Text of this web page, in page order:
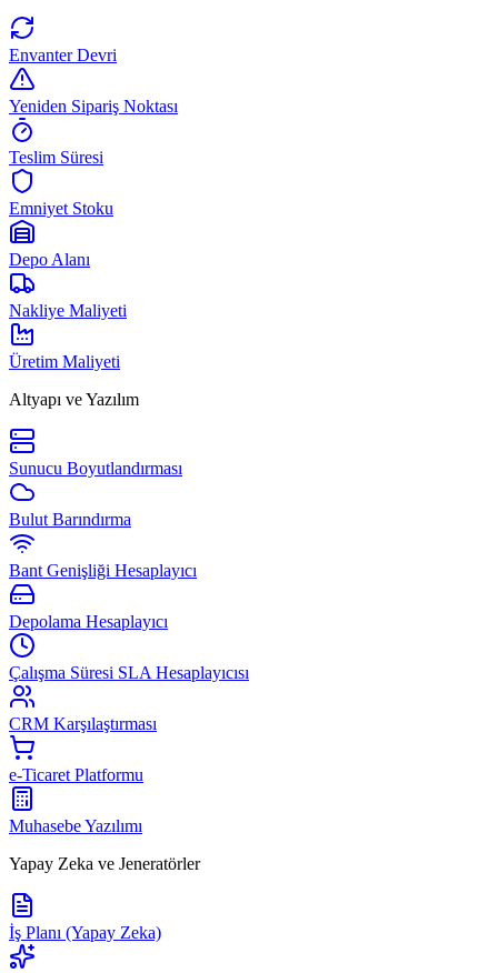
Envanter Devri
Yeniden Sipariş Noktası
Teslim Süresi
Emniyet Stoku
Depo Alanı
Nakliye Maliyeti
Üretim Maliyeti
Altyapı ve Yazılım
Sunucu Boyutlandırması
Bulut Barındırma
Bant Genişliği Hesaplayıcı
Depolama Hesaplayıcı
Çalışma Süresi SLA Hesaplayıcısı
CRM Karşılaştırması
e-Ticaret Platformu
Muhasebe Yazılımı
Yapay Zeka ve Jeneratörler
İş Planı (Yapay Zeka)